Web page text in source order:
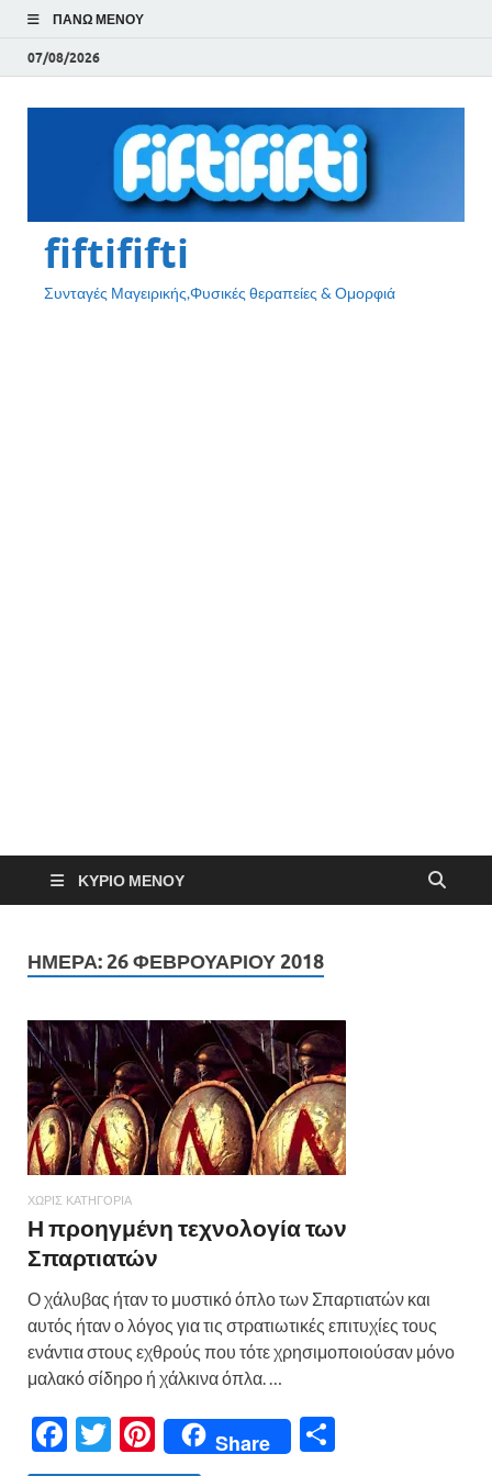
ΠΆΝΩ ΜΕΝΟΎ
07/08/2026
fiftififti
Συνταγές Μαγειρικής,Φυσικές θεραπείες & Ομορφιά
ΚΎΡΙΟ ΜΕΝΟΎ
ΗΜΈΡΑ:26 ΦΕΒΡΟΥΑΡΊΟΥ 2018
ΧΩΡΊΣ ΚΑΤΗΓΟΡΊΑ
Η προηγμένη τεχνολογία των
Σπαρτιατών
Ο χάλυβας ήταν το μυστικό όπλο των Σπαρτιατών και
αυτός ήταν ο λόγος για τις στρατιωτικές επιτυχίες τους
ενάντια στους εχθρούς που τότε χρησιμοποιούσαν μόνο
μαλακό σίδηρο ή χάλκινα όπλα. …
F
T
Pi
Share